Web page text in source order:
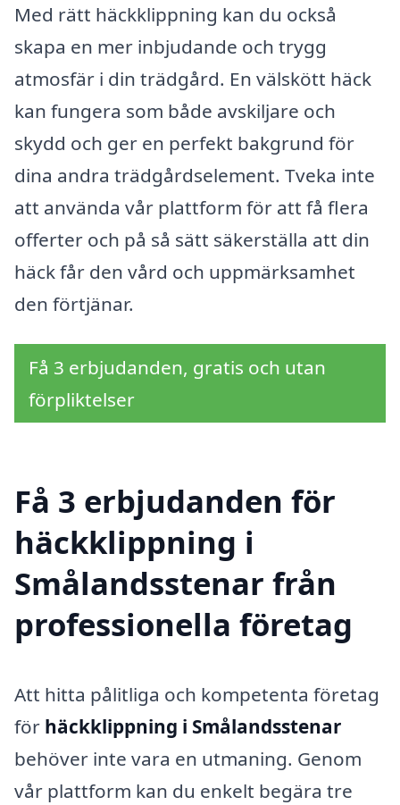
Med rätt häckklippning kan du också
skapa en mer inbjudande och trygg
atmosfär i din trädgård. En välskött häck
kan fungera som både avskiljare och
skydd och ger en perfekt bakgrund för
dina andra trädgårdselement. Tveka inte
att använda vår plattform för att få flera
offerter och på så sätt säkerställa att din
häck får den vård och uppmärksamhet
den förtjänar.
Få 3 erbjudanden, gratis och utan
förpliktelser
Få 3 erbjudanden för
häckklippning i
Smålandsstenar från
professionella företag
Att hitta pålitliga och kompetenta företag
för häckklippning i Smålandsstenar
behöver inte vara en utmaning. Genom
vår plattform kan du enkelt begära tre